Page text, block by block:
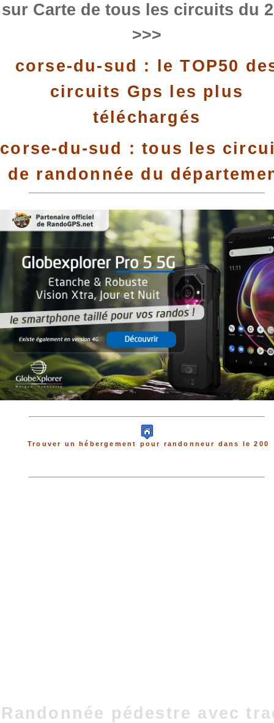
sur Carte de tous les circuits du
>>>
corse-du-sud : le TOP50
circuits Gps les plus
téléchargés
corse-du-sud : tous les
de randonnée du
Trouver un hébergement pour randonneur dans le 200
Randonnée pédestre avec